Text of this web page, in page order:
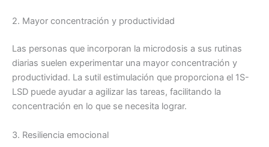
2. Mayor concentración y productividad
Las personas que incorporan la microdosis a sus rutinas
diarias suelen experimentar una mayor concentración y
productividad. La sutil estimulación que proporciona el 1S-
LSD puede ayudar a agilizar las tareas, facilitando la
concentración en lo que se necesita lograr.
3. Resiliencia emocional